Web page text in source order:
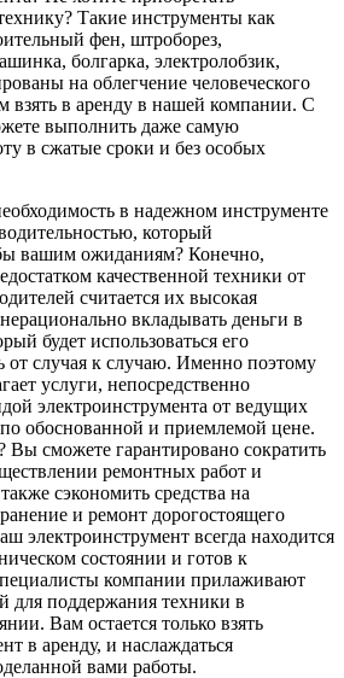
Такие инструменты как
фен, штроборез,
болгарка, электролобзик,
на облегчение человеческого
взять в аренду в нашей компании. С
выполнить даже самую
в сжатые сроки и без особых
в надежном инструменте
который
вашим ожиданиям? Конечно,
качественной техники от
считается их высокая
вкладывать деньги в
будет использоваться его
от случая к случаю. Именно поэтому
услуги, непосредственно
электроинструмента от ведущих
обоснованной и приемлемой цене.
Вы сможете гарантировано сократить
ремонтных работ и
сэкономить средства на
и ремонт дорогостоящего
электроинструмент всегда находится
состоянии и готов к
компании прилаживают
для поддержания техники в
Вам остается только взять
в аренду, и наслаждаться
вами работы.